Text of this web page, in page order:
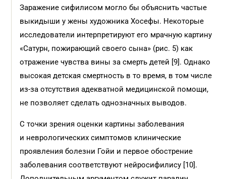
Заражение сифилисом могло бы объяснить частые
выкидыши у жены художника Хосефы. Некоторые
исследователи интерпретируют его мрачную картину
«Сатурн, пожирающий своего сына» (рис. 5) как
отражение чувства вины за смерть детей [9]. Однако
высокая детская смертность в то время, в том числе
из-за отсутствия адекватной медицинской помощи,
не позволяет сделать однозначных выводов.
С точки зрения оценки картины заболевания
и неврологических симптомов клинические
проявления болезни Гойи и первое обострение
заболевания соответствуют нейросифилису [10].